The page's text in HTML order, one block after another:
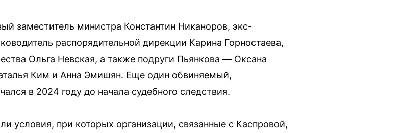
заместитель министра Константин Никаноров, экс-
распорядительной дирекции Карина Горностаева,
Ольга Невская, а также подруги Пьянкова — Оксана
Ким и Анна Эмишян. Еще один обвиняемый,
в 2024 году до начала судебного следствия.
условия, при которых организации, связанные с Каспровой,